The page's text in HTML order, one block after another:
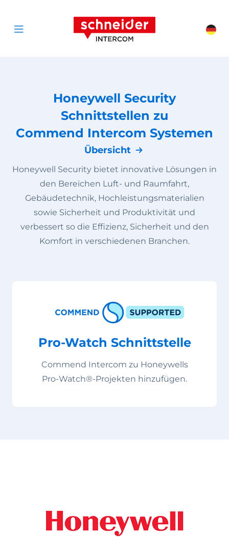
Open menu
Schneider
Honeywell Security
Schnittstellen zu
Commend Intercom Systemen
Übersicht
Honeywell Security bietet innovative Lösungen in
den Bereichen Luft- und Raumfahrt,
Gebäudetechnik, Hochleistungsmaterialien
sowie Sicherheit und Produktivität und
verbessert so die Effizienz, Sicherheit und den
Komfort in verschiedenen Branchen.
Pro-Watch Schnittstelle
Commend Intercom zu Honeywells
Pro-Watch®-Projekten hinzufügen.